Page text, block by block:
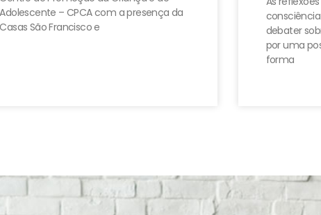
Adolescente – CPCA com a presença da
Casas São Francisco e
debater
por uma
forma